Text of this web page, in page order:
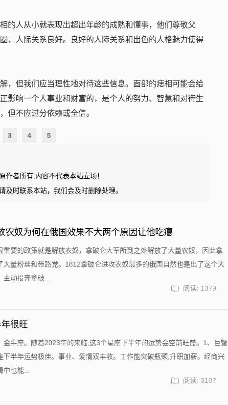
的人从小就表现出超出年龄的成熟和懂事，他们尊敬父
，人际关系良好。良好的人际关系和出色的人格魅力使得
，但我们应当理性地对待这些信息。面部的痣相可能会给
影响一个人事业和财富的，是个人的努力、智慧和对待生
但不应过分依赖或全信。
3 4 5
者所有,内容不代表本站立场！
时联系本站，我们会及时删除处理。
农奴为何在俄国效果不大两个原因让他吃瘪
重要的政策就是解放农奴，拿破仑大军所到之处解放了大量农奴，因此拿
大量粉丝和带路党。1812拿破仑进攻农奴最多的俄国自然也是出了这个大
动投奔拿破...
阅读: 1379
很旺
金牛座。随着2023年的来临,这3个星座下半年的运势会空前旺盛。1、巨蟹
下半年运势极佳。事业、爱情双丰收。工作能突破瓶颈,升职加薪。经商兴
也能...
阅读: 3107